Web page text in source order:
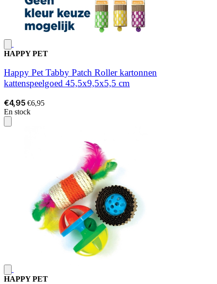
HAPPY PET
Happy Pet Tabby Patch Roller kartonnen
kattenspeelgoed 45,5x9,5x5,5 cm
€4,95 €6,95
En stock
HAPPY PET